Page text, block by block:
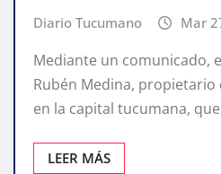
Diario Tucumano Mar
Mediante un comunicado,
Rubén Medina,
en la capital tucumana,
LEER MÁS